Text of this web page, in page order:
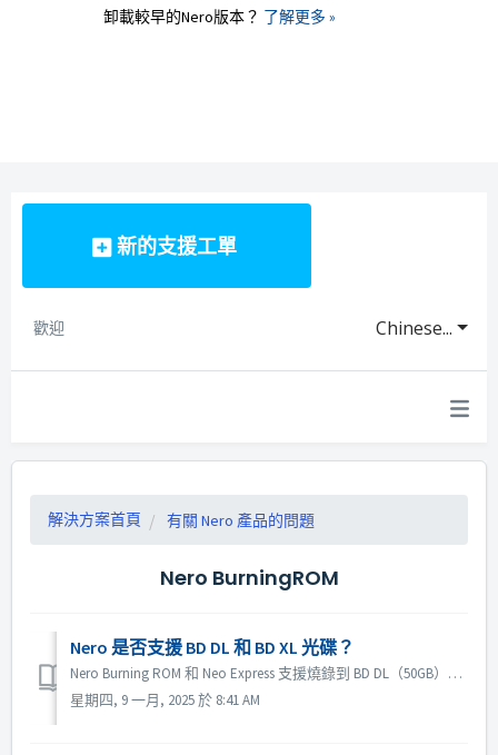
卸載較早的Nero版本？ 了解更多 »
新的支援工單
Chinese...
歡迎
解決方案首頁 有關 Nero 產品的問題
Nero BurningROM
Nero 是否支援 BD DL 和 BD XL 光碟？
Nero Burning ROM 和 Neo Express 支援燒錄到 BD DL（50GB）和 BD XL（100GB 和 128G）光碟。 Nero Video 支援燒錄到 BD DL (50GB)。它不支援 BD XL (100GB)。
星期四, 9 一月, 2025 於 8:41 AM